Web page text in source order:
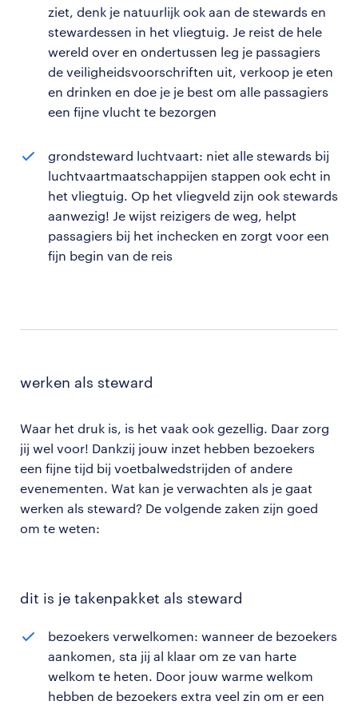
ziet, denk je natuurlijk ook aan de stewards en
stewardessen in het vliegtuig. Je reist de hele
wereld over en ondertussen leg je passagiers
de veiligheidsvoorschriften uit, verkoop je eten
en drinken en doe je je best om alle passagiers
een fijne vlucht te bezorgen
grondsteward luchtvaart: niet alle stewards bij
luchtvaartmaatschappijen stappen ook echt in
het vliegtuig. Op het vliegveld zijn ook stewards
aanwezig! Je wijst reizigers de weg, helpt
passagiers bij het inchecken en zorgt voor een
fijn begin van de reis
werken als steward
Waar het druk is, is het vaak ook gezellig. Daar zorg
jij wel voor! Dankzij jouw inzet hebben bezoekers
een fijne tijd bij voetbalwedstrijden of andere
evenementen. Wat kan je verwachten als je gaat
werken als steward? De volgende zaken zijn goed
om te weten:
dit is je takenpakket als steward
bezoekers verwelkomen: wanneer de bezoekers
aankomen, sta jij al klaar om ze van harte
welkom te heten. Door jouw warme welkom
hebben de bezoekers extra veel zin om er een